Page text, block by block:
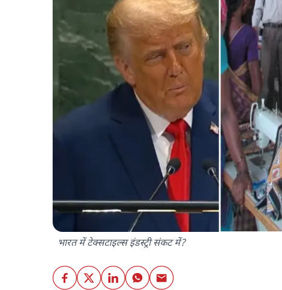
भारत में टेक्सटाइल्स इंडस्ट्री संकट में?